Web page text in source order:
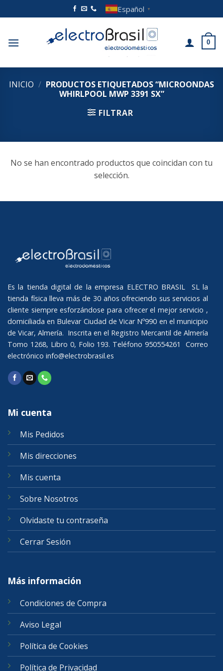
al
Español ▼
0
INICIO / PRODUCTOS ETIQUETADOS “MICROONDAS
WHIRLPOOL MWP 3391 SX”
FILTRAR
No se han encontrado productos que coincidan con tu
selección.
Es la tienda digital de la empresa ELECTRO BRASIL SL la
tienda física lleva más de 30 años ofreciendo sus servicios al
cliente siempre esforzándose para ofrecer el mejor servicio ,
domiciliada en Bulevar Ciudad de Vicar Nº990 en el municipio
de Vicar, Almería. Inscrita en el Registro Mercantil de Almería
Tomo 1268, Libro 0, Folio 193. Teléfono 950554261 Correo
electrónico info@electrobrasil.es
Mi cuenta
Mis Pedidos
Mis direcciones
Mis cuenta
Sobre Nosotros
Olvidaste tu contraseña
Cerrar Sesión
Más información
Condiciones de Compra
Aviso Legal
Política de Cookies
Política de Privacidad